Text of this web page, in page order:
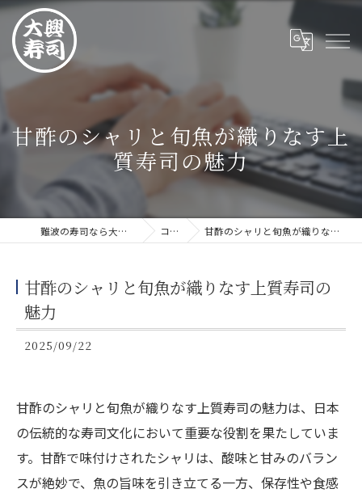
甘酢のシャリと旬魚が織りなす上
質寿司の魅力
難波の寿司なら大興寿司 難波店 コラム 甘酢のシャリと旬魚が織りなす上質寿司の魅力
甘酢のシャリと旬魚が織りなす上質寿司の
魅力
2025/09/22
甘酢のシャリと旬魚が織りなす上質寿司の魅力は、日本
の伝統的な寿司文化において重要な役割を果たしていま
す。甘酢で味付けされたシャリは、酸味と甘みのバラン
スが絶妙で、魚の旨味を引き立てる一方、保存性や食感